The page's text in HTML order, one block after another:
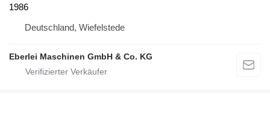
1986
Deutschland, Wiefelstede
Eberlei Maschinen GmbH & Co. KG